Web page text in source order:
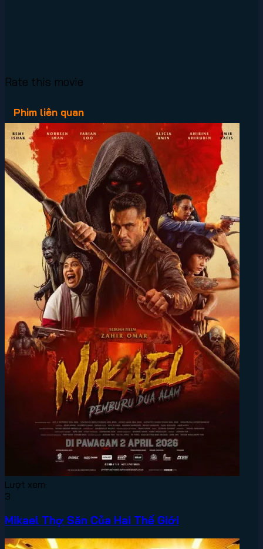
Rate this movie
Phim liên quan
Lượt xem:
3
Mikael Thợ Săn Của Hai Thế Giới